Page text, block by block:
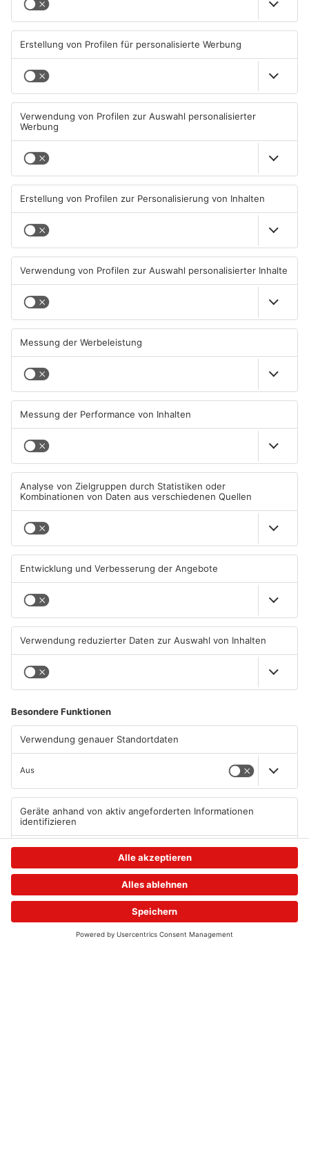
Mann schießt in Neuberg mit
Schreckschusswaffe auf
Busfahrer
07.08.2026, 07:12 UHR IN MAIN-
KINZIG-KREIS
Schwerer Unfall zwischen
Langenselbolder Dreieck und
Hanauer Kreuz
07.08.2026, 07:07 UHR IN MAIN-
Ausstellung in Bruchköbel
zum Thema "Wasser im
Klimawandel"
07.08.2026, 05:00 UHR IN MAIN-
KINZIG-KREIS
Zwei Menschen verletzt
06.08.2026, 15:42 UHR IN MAIN-
Gute Nachrichten für Pendler
im Main-Kinzig-Kreis und in
Hanau
06.08.2026, 11:33 UHR IN MAIN-
KINZIG-KREIS
Wächtersbacher
Schwimmbad bleibt heute
geschlossen